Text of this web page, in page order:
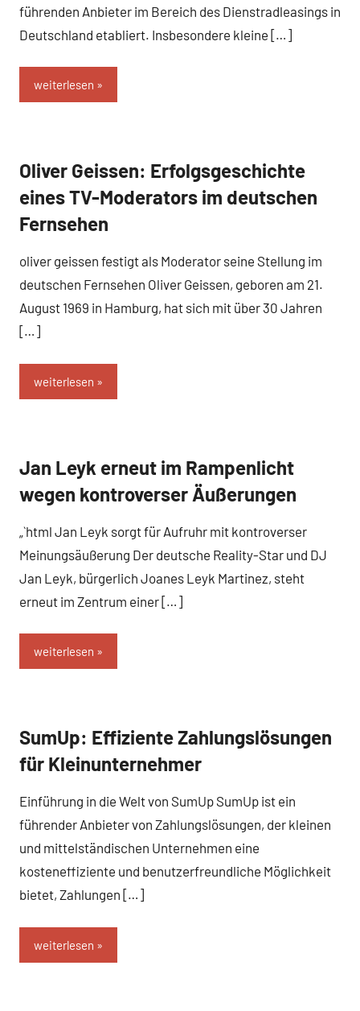
führenden Anbieter im Bereich des Dienstradleasings in
Deutschland etabliert. Insbesondere kleine […]
weiterlesen
Business
und B2B
Oliver Geissen: Erfolgsgeschichte
eines TV-Moderators im deutschen
Fernsehen
oliver geissen festigt als Moderator seine Stellung im
deutschen Fernsehen Oliver Geissen, geboren am 21.
August 1969 in Hamburg, hat sich mit über 30 Jahren
[…]
weiterlesen
Business
Jan Leyk erneut im Rampenlicht
wegen kontroverser Äußerungen
„`html Jan Leyk sorgt für Aufruhr mit kontroverser
Meinungsäußerung Der deutsche Reality-Star und DJ
Jan Leyk, bürgerlich Joanes Leyk Martinez, steht
erneut im Zentrum einer […]
weiterlesen
Business
und B2B
SumUp: Effiziente Zahlungslösungen
für Kleinunternehmer
Einführung in die Welt von SumUp SumUp ist ein
führender Anbieter von Zahlungslösungen, der kleinen
und mittelständischen Unternehmen eine
kosteneffiziente und benutzerfreundliche Möglichkeit
bietet, Zahlungen […]
weiterlesen